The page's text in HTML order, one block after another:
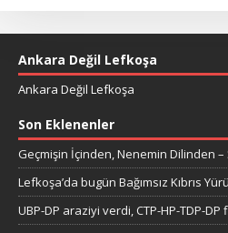
Ankara Değil Lefkoşa
Ankara Değil Lefkoşa
Son Eklenenler
Geçmişin İçinden, Nenemin Dilinden –
Lefkoşa’da bugün Bağımsız Kıbrıs
UBP-DP araziyi verdi, CTP-HP-TDP-